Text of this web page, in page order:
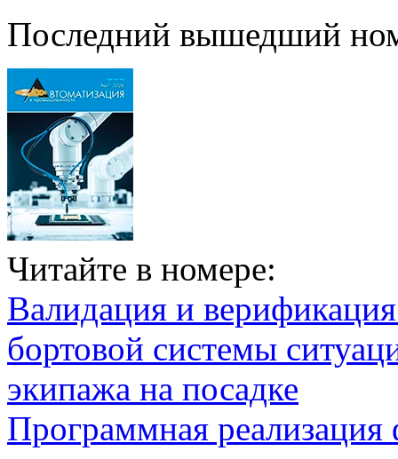
Последний вышедший
Читайте в номере:
Валидация и
бортовой системы
экипажа на посадке
Программная